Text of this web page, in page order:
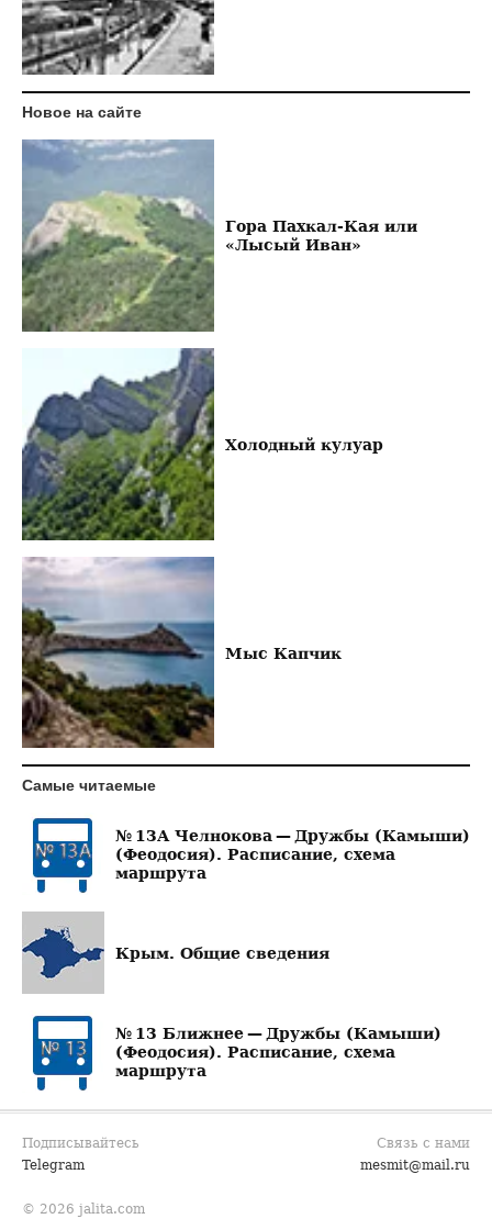
Новое на сайте
Гора Пахкал-Кая или
«Лысый Иван»
Холодный кулуар
Мыс Капчик
Самые читаемые
№ 13А Челнокова — Дружбы (Камыши)
(Феодосия). Расписание, схема
маршрута
Крым. Общие сведения
№ 13 Ближнее — Дружбы (Камыши)
(Феодосия). Расписание, схема
маршрута
Подписывайтесь
Telegram
Связь с нами
mesmit@mail.ru
© 2026 jalita.com